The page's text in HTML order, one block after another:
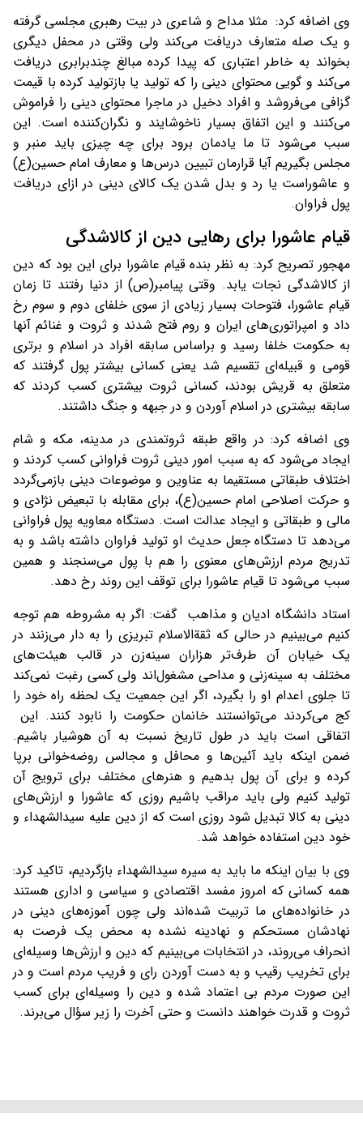
وی اضافه کرد: مثلا مداح و شاعری در بیت رهبری مجلسی گرفته
و یک صله متعارف دریافت می‌کند ولی وقتی در محفل دیگری
بخواند به خاطر اعتباری که پیدا کرده مبالغ چندبرابری دریافت
می‌کند و گویی محتوای دینی را که تولید یا بازتولید کرده با قیمت
گزافی می‌فروشد و افراد دخیل در ماجرا محتوای دینی را فراموش
می‌کنند و این اتفاق بسیار ناخوشایند و نگران‌کننده است. این
سبب می‌شود تا ما یادمان برود برای چه چیزی باید منبر و
مجلس بگیریم آیا قرارمان تبیین درس‌ها و معارف امام حسین(ع)
و عاشوراست یا رد و بدل شدن یک کالای دینی در ازای دریافت
پول فراوان.
قیام عاشورا برای رهایی دین از کالاشدگی
مهجور تصریح کرد: به نظر بنده قیام عاشورا برای این بود که دین
از کالاشدگی نجات یابد. وقتی پیامبر(ص) از دنیا رفتند تا زمان
قیام عاشورا، فتوحات بسیار زیادی از سوی خلفای دوم و سوم رخ
داد و امپراتوری‌های ایران و روم فتح شدند و ثروت و غنائم آنها
به حکومت خلفا رسید و براساس سابقه افراد در اسلام و برتری
قومی و قبیله‌ای تقسیم شد یعنی کسانی بیشتر پول گرفتند که
متعلق به قریش بودند، کسانی ثروت بیشتری کسب کردند که
سابقه بیشتری در اسلام آوردن و در جبهه و جنگ داشتند.
وی اضافه کرد: در واقع طبقه ثروتمندی در مدینه، مکه و شام
ایجاد می‌شود که به سبب امور دینی ثروت فراوانی کسب کردند و
اختلاف طبقاتی مستقیما به عناوین و موضوعات دینی بازمی‌گردد
و حرکت اصلاحی امام حسین(ع)، برای مقابله با تبعیض نژادی و
مالی و طبقاتی و ایجاد عدالت است. دستگاه معاویه پول فراوانی
می‌دهد تا دستگاه جعل حدیث او تولید فراوان داشته باشد و به
تدریج مردم ارزش‌های معنوی را هم با پول می‌سنجند و همین
سبب می‌شود تا قیام عاشورا برای توقف این روند رخ دهد.
استاد دانشگاه ادیان و مذاهب گفت: اگر به مشروطه هم توجه
کنیم می‌بینیم در حالی که ثقة‌الاسلام تبریزی را به دار می‌زنند در
یک خیابان آن طرف‌تر هزاران سینه‌زن در قالب هیئت‌های
مختلف به سینه‌زنی و مداحی مشغول‌اند ولی کسی رغبت نمی‌کند
تا جلوی اعدام او را بگیرد، اگر این جمعیت یک لحظه راه خود را
کج می‌کردند می‌توانستند خانمان حکومت را نابود کنند. این
اتفاقی است باید در طول تاریخ نسبت به آن هوشیار باشیم.
ضمن اینکه باید آئین‌ها و محافل و مجالس روضه‌خوانی برپا
کرده و برای آن پول بدهیم و هنرهای مختلف برای ترویج آن
تولید کنیم ولی باید مراقب باشیم روزی که عاشورا و ارزش‌های
دینی به کالا تبدیل شود روزی است که از دین علیه سیدالشهداء و
خود دین استفاده خواهد شد.
وی با بیان اینکه ما باید به سیره سیدالشهداء بازگردیم، تاکید کرد:
همه کسانی که امروز مفسد اقتصادی و سیاسی و اداری هستند
در خانواده‌های ما تربیت شده‌اند ولی چون آموزه‌های دینی در
نهادشان مستحکم و نهادینه نشده به محض یک فرصت به
انحراف می‌روند، در انتخابات می‌بینیم که دین و ارزش‌ها وسیله‌ای
برای تخریب رقیب و به دست آوردن رای و فریب مردم است و در
این صورت مردم بی اعتماد شده و دین را وسیله‌ای برای کسب
ثروت و قدرت خواهند دانست و حتی آخرت را زیر سؤال می‌برند.